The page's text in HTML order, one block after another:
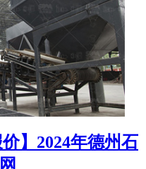
】2024年德州石